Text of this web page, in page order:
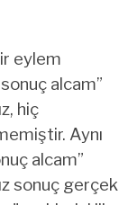
eylem
alcam”
hiç
Aynı
alcam”
sonuç gerçek